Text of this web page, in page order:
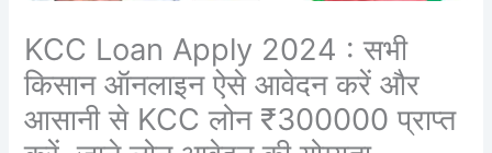
KCC Loan Apply 2024 : सभी
किसान ऑनलाइन ऐसे आवेदन करें और
आसानी से KCC लोन ₹300000 प्राप्त